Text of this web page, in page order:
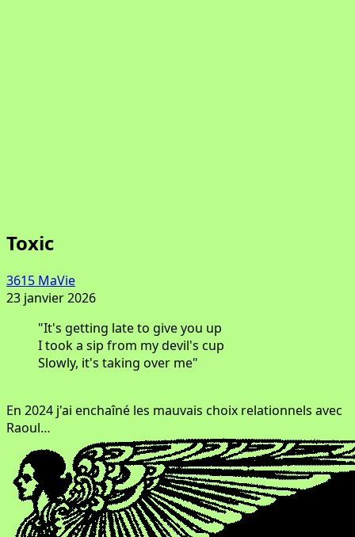
Toxic
3615 MaVie
23 janvier 2026
"It's getting late to give you up
I took a sip from my devil's cup
Slowly, it's taking over me"
En 2024 j'ai enchaîné les mauvais choix relationnels avec
Raoul…